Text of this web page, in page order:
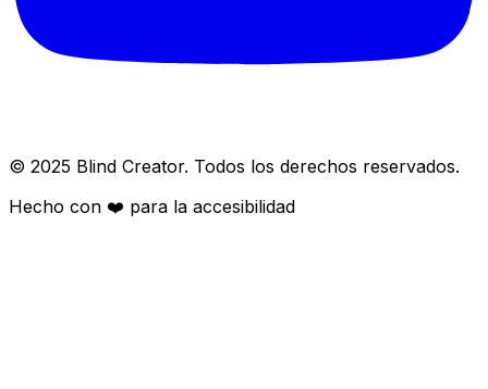
© 2025 Blind Creator. Todos los derechos reservados.
Hecho con ❤️ para la accesibilidad